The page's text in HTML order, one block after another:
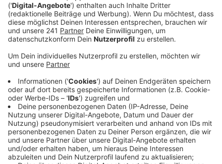
Veröffentlicht:Samstag, 21.06.2025 10:25
Anzeige
Hintergründe zu Tötungsdelikt in Bornheim
noch unklar
Anzeige
Der 47-jährige Mann, der verdächtigt wird, seine Eltern
in Bornheim getötet zu haben, ist jetzt in einem